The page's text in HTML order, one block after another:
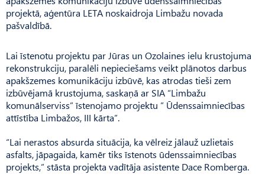
projektā, aģentūra LETA noskaidroja Limbažu novada
pašvaldībā.
Lai īstenotu projektu par Jūras un Ozolaines ielu krustojuma
rekonstrukciju, paralēli nepieciešams veikt plānotos darbus
apakšzemes komunikāciju izbūvē, kas atrodas tieši zem
izbūvējamā krustojuma, saskaņā ar SIA “Limbažu
komunālserviss” īstenojamo projektu ” Ūdenssaimniecības
attīstība Limbažos, III kārta”.
“Lai nerastos absurda situācija, ka vēlreiz jālauž uzlietais
asfalts, jāpagaida, kamēr tiks īstenots ūdenssaimniecības
projekts,” stāsta projekta vadītāja asistente Dace Romberga.